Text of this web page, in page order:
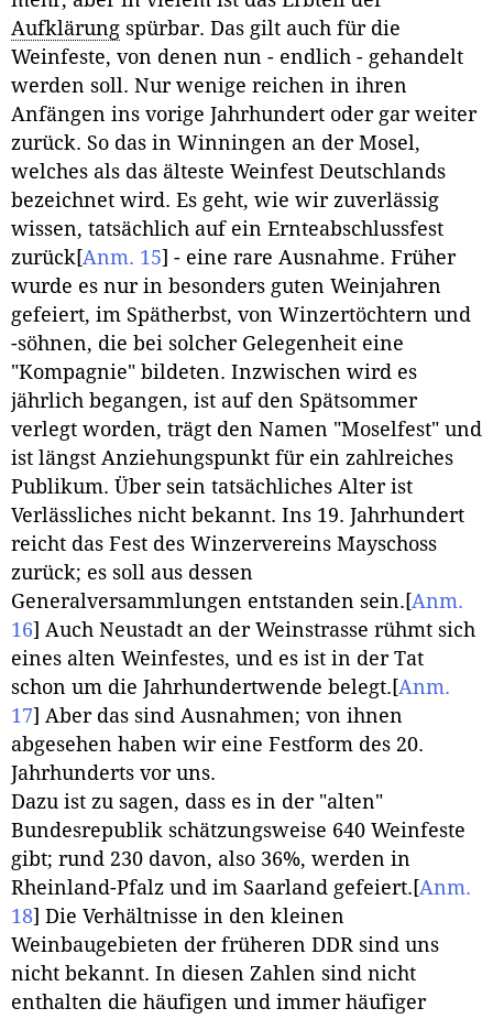
Aufklärung spürbar. Das gilt auch für die
Weinfeste, von denen nun - endlich - gehandelt
werden soll. Nur wenige reichen in ihren
Anfängen ins vorige Jahrhundert oder gar weiter
zurück. So das in Winningen an der Mosel,
welches als das älteste Weinfest Deutschlands
bezeichnet wird. Es geht, wie wir zuverlässig
wissen, tatsächlich auf ein Ernteabschlussfest
zurück[Anm. 15] - eine rare Ausnahme. Früher
wurde es nur in besonders guten Weinjahren
gefeiert, im Spätherbst, von Winzertöchtern und
-söhnen, die bei solcher Gelegenheit eine
"Kompagnie" bildeten. Inzwischen wird es
jährlich begangen, ist auf den Spätsommer
verlegt worden, trägt den Namen "Moselfest" und
ist längst Anziehungspunkt für ein zahlreiches
Publikum. Über sein tatsächliches Alter ist
Verlässliches nicht bekannt. Ins 19. Jahrhundert
reicht das Fest des Winzervereins Mayschoss
zurück; es soll aus dessen
Generalversammlungen entstanden sein. [Anm.
16] Auch Neustadt an der Weinstrasse rühmt sich
eines alten Weinfestes, und es ist in der Tat
schon um die Jahrhundertwende belegt. [Anm.
17] Aber das sind Ausnahmen; von ihnen
abgesehen haben wir eine Festform des 20.
Jahrhunderts vor uns.
Dazu ist zu sagen, dass es in der "alten"
Bundesrepublik schätzungsweise 640 Weinfeste
gibt; rund 230 davon, also 36%, werden in
Rheinland-Pfalz und im Saarland gefeiert. [Anm.
18] Die Verhältnisse in den kleinen
Weinbaugebieten der früheren DDR sind uns
nicht bekannt. In diesen Zahlen sind nicht
enthalten die häufigen und immer häufiger